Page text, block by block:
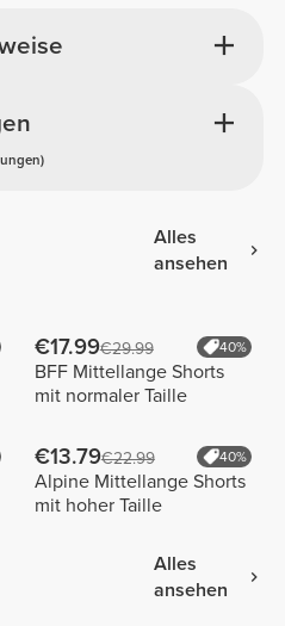
Alles
ansehen
€17.99€29.99 40%
BFF Mittellange Shorts
mit normaler Taille
€13.79€22.99 40%
Alpine Mittellange Shorts
mit hoher Taille
Alles
ansehen